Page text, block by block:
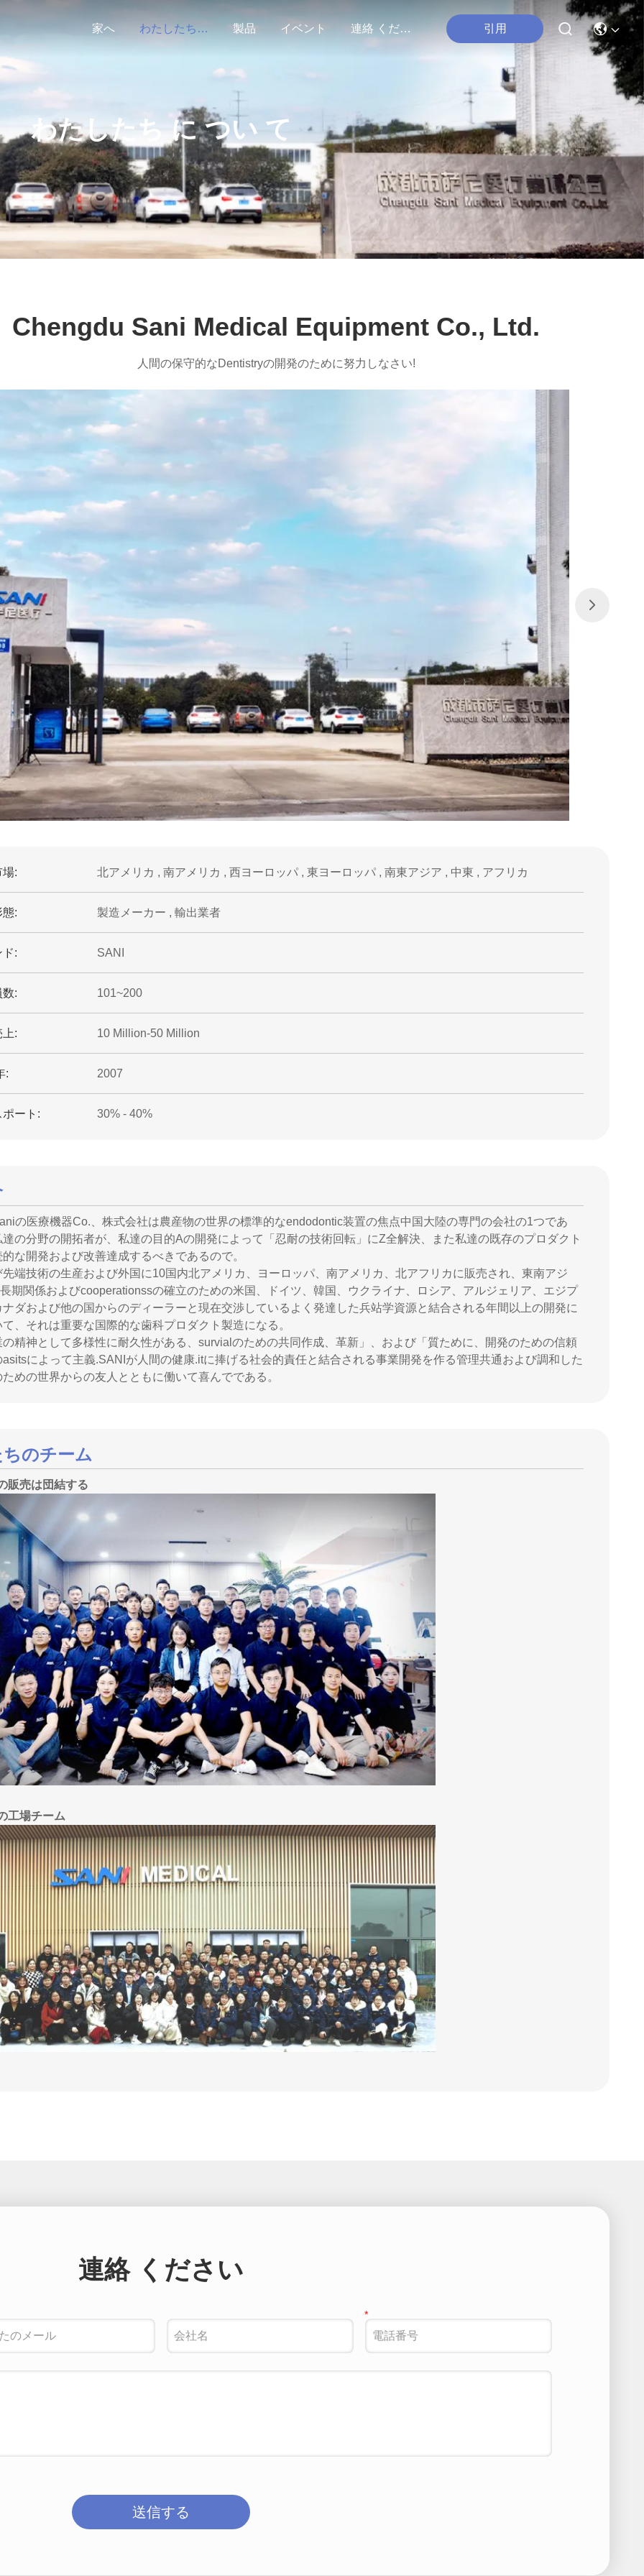
家へ わたしたち に つい て 製品 イベント 連絡 ください 引用
わたしたち に つい て
Chengdu Sani Medical Equipment Co., Ltd.
人間の保守的なDentistryの開発のために努力しなさい!
場: 北アメリカ , 南アメリカ , 西ヨーロッパ , 東ヨーロッパ , 南東アジア , 中東 , アフリカ
態: 製造メーカー , 輸出業者
ド: SANI
数: 101~200
上: 10 Million-50 Million
: 2007
ート: 30% - 40%
の医療機器Co.、株式会社は農産物の世界の標準的なendodontic装置の焦点中国大陸の専門の会社の1つであ
達の分野の開拓者が、私達の目的Aの開発によって「忍耐の技術回転」にZ全解決、また私達の既存のプロダクト
な開発および改善達成するべきであるので。
先端技術の生産および外国に10国内北アメリカ、ヨーロッパ、南アメリカ、北アフリカに販売され、東南アジ
期関係およびcooperationssの確立のための米国、ドイツ、韓国、ウクライナ、ロシア、アルジェリア、エジプ
ナダおよび他の国からのディーラーと現在交渉しているよく発達した兵站学資源と結合される年間以上の開発に
、それは重要な国際的な歯科プロダクト製造になる。
の精神として多様性に耐久性がある、survialのための共同作成、革新」、および「質ために、開発のための信頼
asitsによって主義.SANIが人間の健康.itに捧げる社会的責任と結合される事業開発を作る管理共通および調和した
めの世界からの友人とともに働いて喜んでである。
のチーム
販売は団結する
工場チーム
連絡 ください
送信する